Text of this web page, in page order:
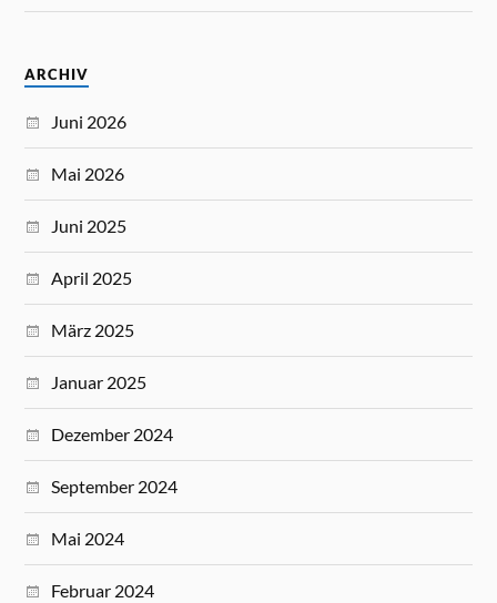
ARCHIV
Juni 2026
Mai 2026
Juni 2025
April 2025
März 2025
Januar 2025
Dezember 2024
September 2024
Mai 2024
Februar 2024